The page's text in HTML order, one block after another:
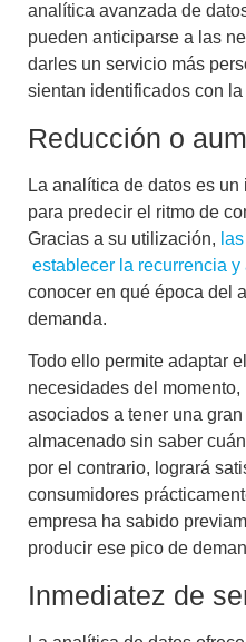
analítica avanzada de
pueden anticiparse a las
darles un servicio más
sientan identificados con la
Reducción o
La analítica de datos es
para predecir el ritmo de
Gracias a su utilización,
establecer la recurrencia
conocer en qué época del
demanda.
Todo ello permite adaptar
necesidades del
asociados a tener una
almacenado sin saber
por el contrario, logrará
consumidores
empresa ha sabido
producir ese pico de
Inmediatez de